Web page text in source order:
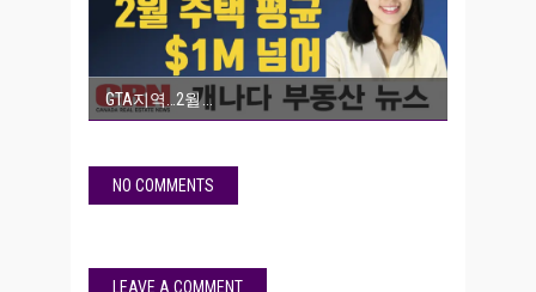
GTA지역…2월
NO COMMENTS
LEAVE A COMMENT